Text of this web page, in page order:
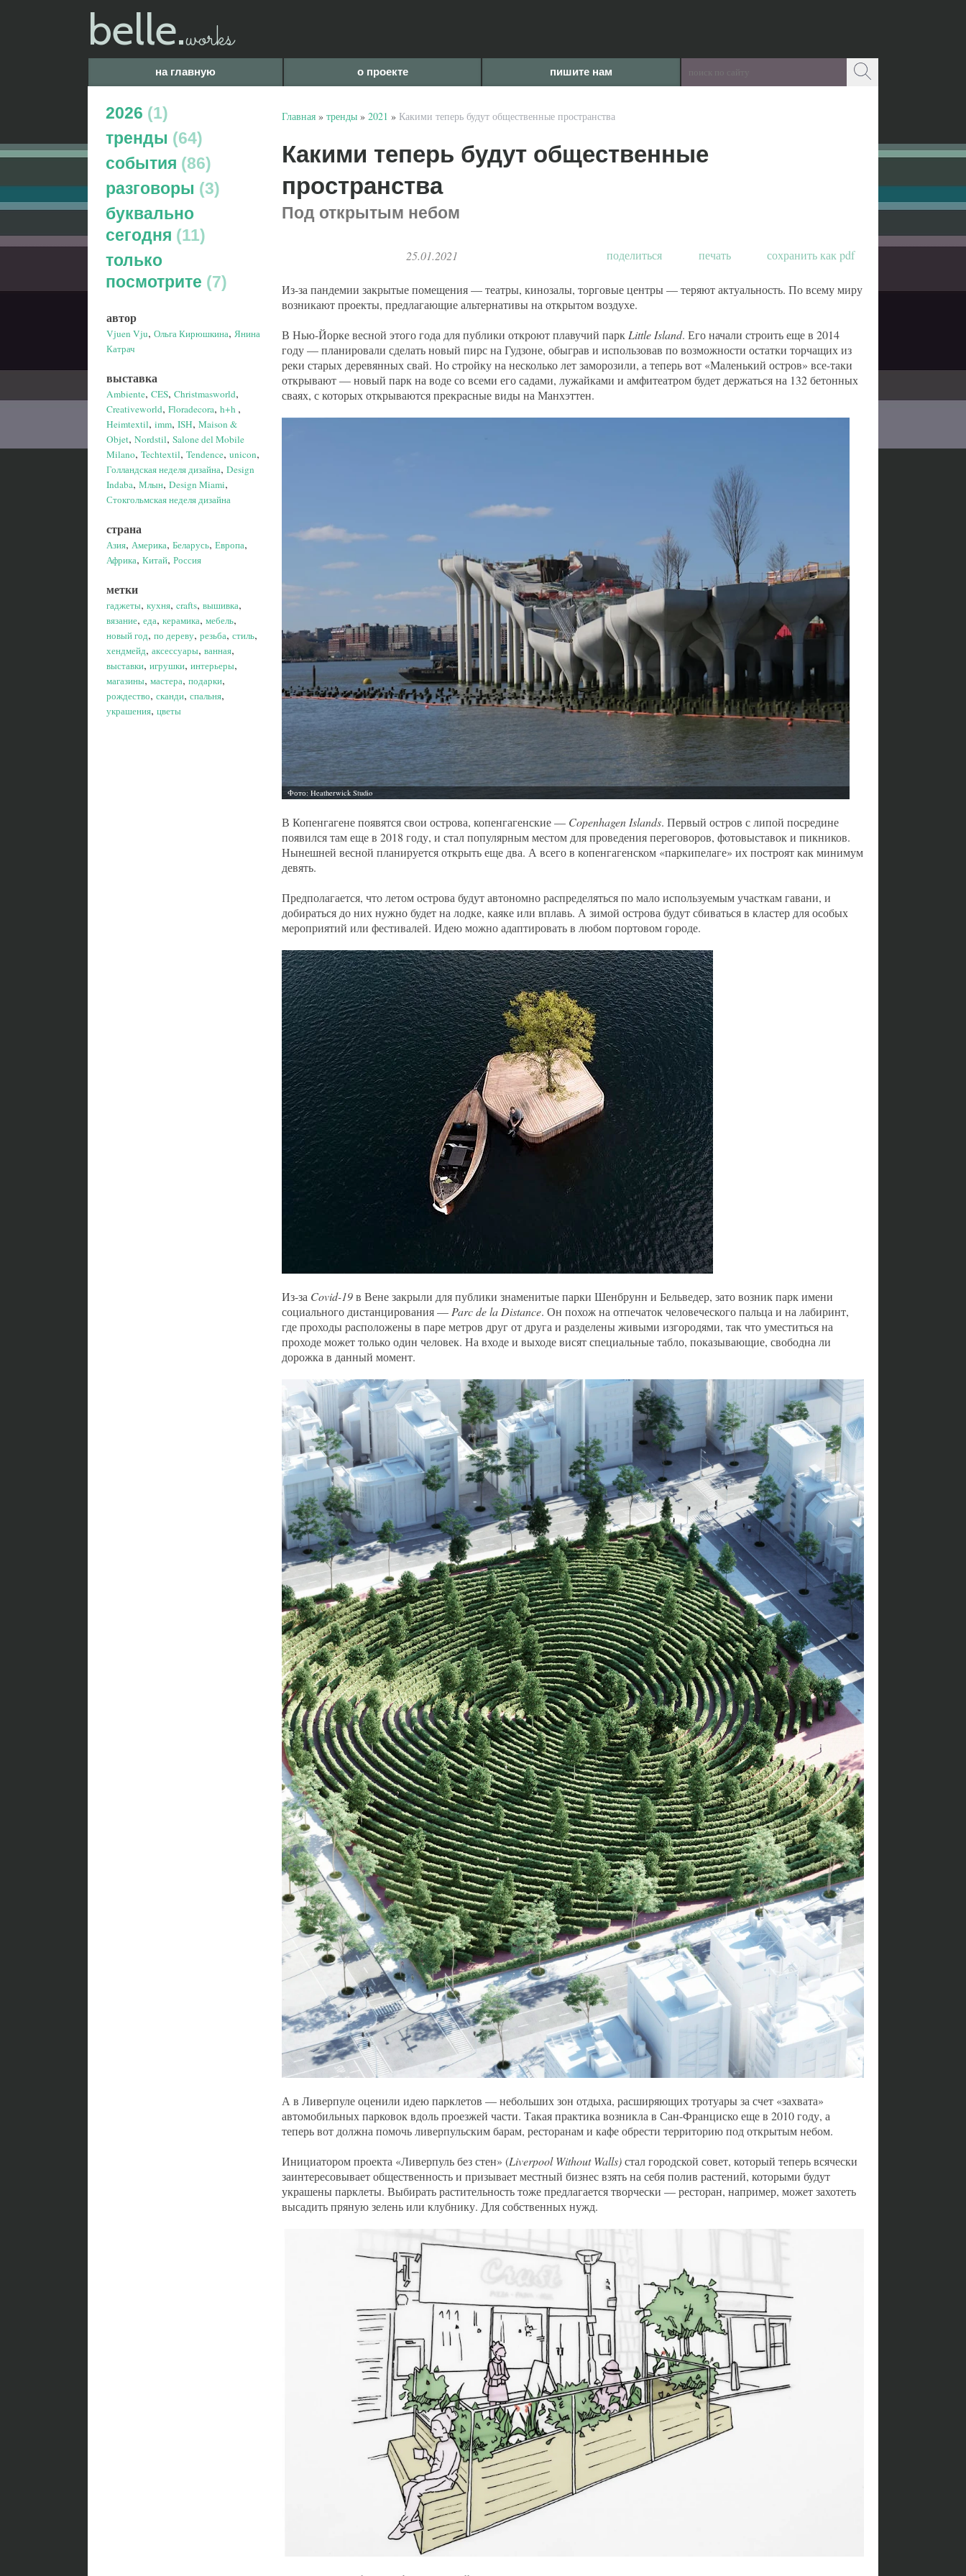
belle.works
на главную о проекте пишите нам
2026
1
тренды
64
события
86
разговоры
3
буквально
сегодня
11
только
посмотрите
7
автор
Vjuen Vju, Ольга Кирюшкина, Янина
Катрач
выставка
Ambiente, CES, Christmasworld,
Creativeworld, Floradecora, h+h ,
Heimtextil, imm, ISH, Maison &
Objet, Nordstil, Salone del Mobile
Milano, Techtextil, Tendence, unicon,
Голландская неделя дизайна, Design
Indaba, Млын, Design Miami,
Стокгольмская неделя дизайна
страна
Азия, Америка, Беларусь, Европа,
Африка, Китай, Россия
метки
гаджеты, кухня, crafts, вышивка,
вязание, еда, керамика, мебель,
новый год, по дереву, резьба, стиль,
хендмейд, аксессуары, ванная,
выставки, игрушки, интерьеры,
магазины, мастера, подарки,
рождество, сканди, спальня,
украшения, цветы
Главная » тренды » 2021 » Какими теперь будут общественные пространства
Какими теперь будут общественные
пространства
Под открытым небом
25.01.2021 поделиться печать сохранить как pdf
Из-за пандемии закрытые помещения — театры, кинозалы, торговые центры — теряют актуальность. По всему миру
возникают проекты, предлагающие альтернативы на открытом воздухе.
В Нью-Йорке весной этого года для публики откроют плавучий паркLittle Island. Его начали строить еще в 2014
году — планировали сделать новый пирс на Гудзоне, обыграв и использовав по возможности остатки торчащих из
реки старых деревянных свай. Но cтройку на несколько лет заморозили, а теперь вот «Маленький остров» все-таки
открывают — новый парк на воде со всеми его садами, лужайками и амфитеатром будет держаться на 132 бетонных
сваях, с которых открываются прекрасные виды на Манхэттен.
В Копенгагене появятся свои острова, копенгагенские — Copenhagen Islands. Первый остров с липой посредине
появился там еще в 2018 году, и стал популярным местом для проведения переговоров, фотовыставок и пикников.
Нынешней весной планируется открыть еще два. А всего в копенгагенском «паркипелаге» их построят как минимум
девять.
Предполагается, что летом острова будут автономно распределяться по мало используемым участкам гавани, и
добираться до них нужно будет на лодке, каяке или вплавь. А зимой острова будут сбиваться в кластер для особых
мероприятий или фестивалей. Идею можно адаптировать в любом портовом городе.
Из-за Covid-19в Вене закрыли для публики знаменитые парки Шенбрунн и Бельведер, зато возник парк имени
социального дистанцирования —Parc de la Distance. Он похож на отпечаток человеческого пальца и на лабиринт,
где проходы расположены в паре метров друг от друга и разделены живыми изгородями, так что уместиться на
проходе может только один человек. На входе и выходе висят специальные табло, показывающие, свободна ли
дорожка в данный момент.
А в Ливерпуле оценили идею парклетов — небольших зон отдыха, расширяющих тротуары за счет «захвата»
автомобильных парковок вдоль проезжей части. Такая практика возникла в Сан-Франциско еще в 2010 году, а
теперь вот должна помочь ливерпульским барам, ресторанам и кафе обрести территорию под открытым небом.
Инициатором проекта «Ливерпуль без стен» (Liverpool Without Walls)стал городской совет, который теперь всячески
заинтересовывает общественность и призывает местный бизнес взять на себя полив растений, которыми будут
украшены парклеты. Выбирать растительность тоже предлагается творчески — ресторан, например, может захотеть
высадить пряную зелень или клубнику. Для собственных нужд.